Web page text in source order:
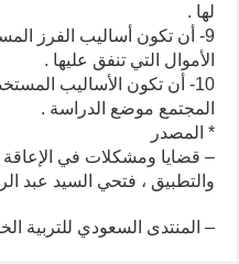
لها .
9- أن تكون أساليب الفرز
الأموال التي تنفق عليها .
10- أن تكون الأساليب
المجتمع موضع الدراسة .
* المصدر
– قضايا ومشكلات في الإعاقة
والتطبيق ، فتحي السيد عبد
– المنتدى السعودي للتربية